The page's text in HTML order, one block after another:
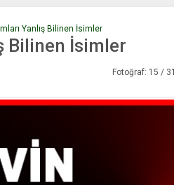
Yanlış Bilinen İsimler
Bilinen İsimler
Fotoğraf: 15 / 31